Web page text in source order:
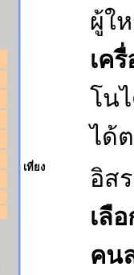
ผู้ใ
เค
โน
ได้
เที่ยง
อิส
เลื
คน